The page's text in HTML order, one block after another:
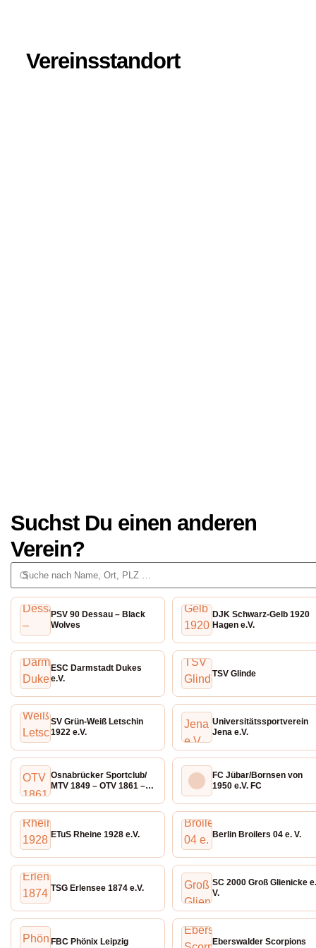
Vereinsstandort
Suchst Du einen anderen
Verein?
PSV 90 Dessau – Black
Wolves
DJK Schwarz-Gelb 1920
Hagen e.V.
ESC Darmstadt Dukes
e.V.
TSV Glinde
SV Grün-Weiß Letschin
1922 e.V.
Universitätssportverein
Jena e.V.
Osnabrücker Sportclub/
MTV 1849 – OTV 1861 –
FC Jübar/Bornsen von
1950 e.V. FC
ETuS Rheine 1928 e.V. Berlin Broilers 04 e. V.
TSG Erlensee 1874 e.V.
SC 2000 Groß Glienicke e.
V.
FBC Phönix Leipzig Eberswalder Scorpions